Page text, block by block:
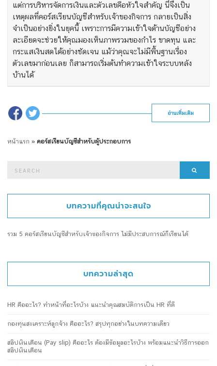
แต่การบริหารจัดการเงินและตัวเลขคือหัวใจสำคัญ นี่จึงเป็น
เหตุผลที่คอร์สเรียนบัญชีสำหรับเจ้าของกิจการ กลายเป็นสิ่ง
จำเป็นอย่างยิ่งในยุคนี้ เพราะการมีความเข้าใจด้านบัญชีอย่าง
ละเอียดจะช่วยให้คุณมองเห็นภาพรวมของกำไร ขาดทุน และ
กระแสเงินสดได้อย่างชัดเจน แม้ว่าคุณจะไม่มีพื้นฐานเรื่อง
ตัวเลขมาก่อนเลย ก็สามารถเริ่มต้นทำความเข้าใจระบบหลัง
บ้านได้
อ่านเพิ่มเติม
หน้าแรก » คอร์สเรียนบัญชีสำหรับผู้ประกอบการ
บทความที่คุณน่าจะสนใจ
รวม 5 คอร์สเรียนบัญชีสำหรับเจ้าของกิจการ ไม่มีประสบการณ์ก็เรียนได้
บทความล่าสุด
HR คืออะไร? ทำหน้าที่อะไรบ้าง แนะนำคุณสมบัติการเป็น HR ที่ดี
กองทุนสงเคราะห์ลูกจ้าง คืออะไร? สรุปทุกอย่างในบทความเดียว
สลิปเงินเดือน (Pay slip) คืออะไร ต้องมีข้อมูลอะไรบ้าง พร้อมแนะนำวิธีการออก
สลิปเงินเดือน